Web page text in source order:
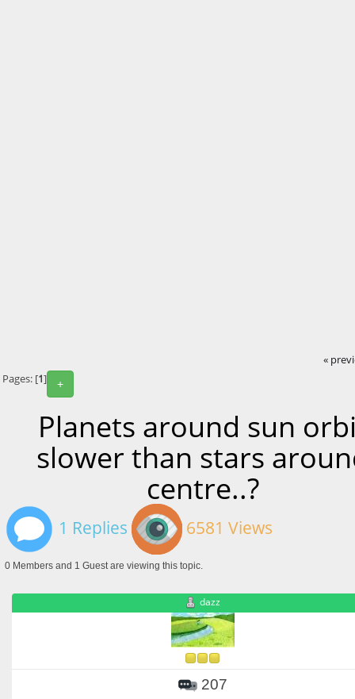
«
+
Pages: [1]
Planets around sun
slower than stars
centre..?
1 Replies 6581 Views
0 Members and 1 Guest are viewing this topic.
dazz
207